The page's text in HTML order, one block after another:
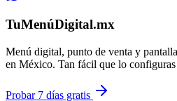
TuMenúDigital.mx
Menú digital, punto de venta y
en México. Tan fácil que lo
Probar 7 días gratis